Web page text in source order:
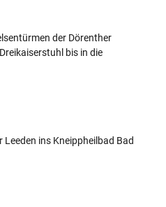
der Dörenther
bis in die
ins Kneippheilbad Bad